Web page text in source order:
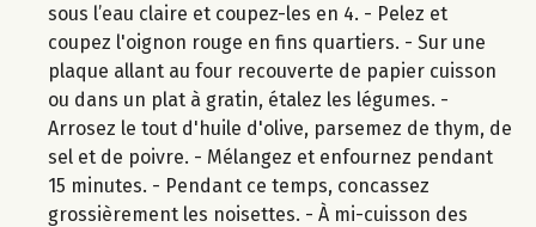
sous l’eau claire et coupez-les en 4. - Pelez et
coupez l'oignon rouge en fins quartiers. - Sur une
plaque allant au four recouverte de papier cuisson
ou dans un plat à gratin, étalez les légumes. -
Arrosez le tout d'huile d'olive, parsemez de thym, de
sel et de poivre. - Mélangez et enfournez pendant
15 minutes. - Pendant ce temps, concassez
grossièrement les noisettes. - À mi-cuisson des